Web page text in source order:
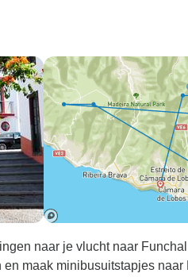
naar je vlucht naar
maak minibusuitstapjes